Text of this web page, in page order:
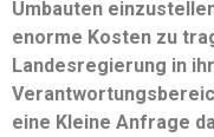
Umbauten
enorme Kosten zu
Landesregierung in
eine Kleine Anfrage